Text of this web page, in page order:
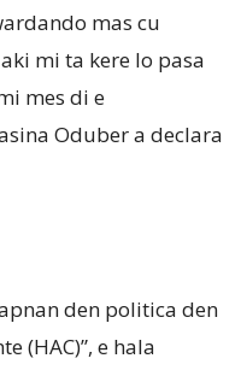
mas cu
mi ta kere lo pasa
mes di e
Oduber a declara
den politica den
(HAC)”, e hala